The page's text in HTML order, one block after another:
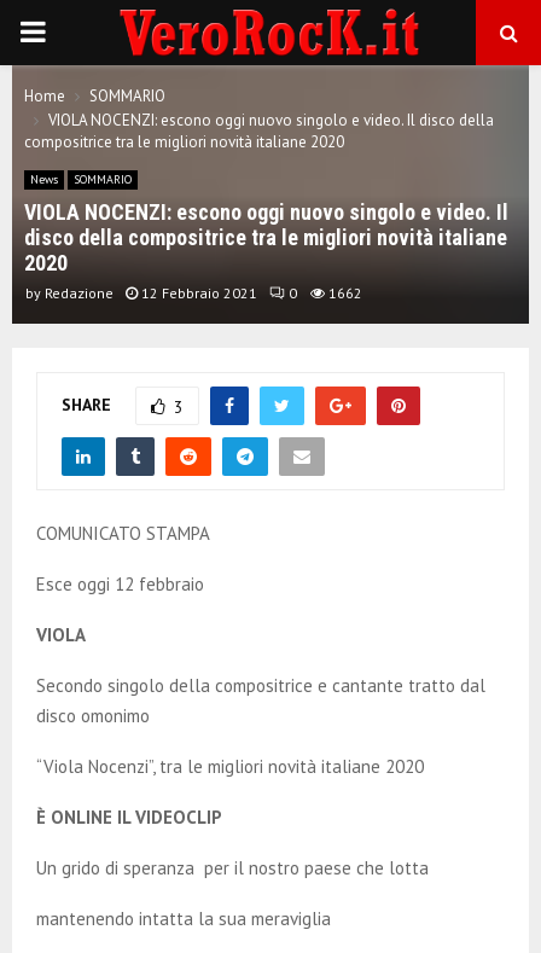
P
R
I
M
A
N
U
Home
SOMMARIO
VIOLA NOCENZI: escono oggi nuovo singolo e video. Il disco della
compositrice tra le migliori novità italiane 2020
News SOMMARIO
VIOLA NOCENZI: escono oggi nuovo singolo e video. Il
disco della compositrice tra le migliori novità italiane
2020
by Redazione 12 Febbraio 2021 0 1662
SHARE 3
COMUNICATO STAMPA
Esce oggi 12 febbraio
VIOLA
Secondo singolo della compositrice e cantante tratto dal
disco omonimo
“Viola Nocenzi”, tra le migliori novità italiane 2020
È ONLINE IL VIDEOCLIP
Un grido di speranza per il nostro paese che lotta
mantenendo intatta la sua meraviglia